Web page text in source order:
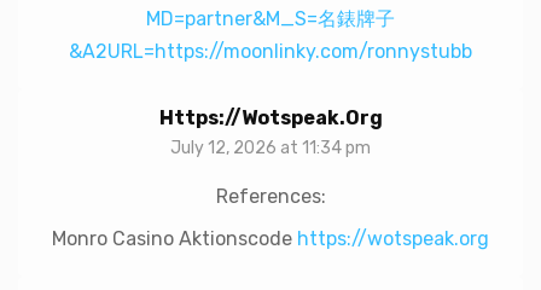
MD=partner&M_S=名錶牌子
&A2URL=https://moonlinky.com/ronnystubb
Https://wotspeak.org
July 12, 2026 at 11:34 pm
References:
Monro Casino Aktionscode https://wotspeak.org